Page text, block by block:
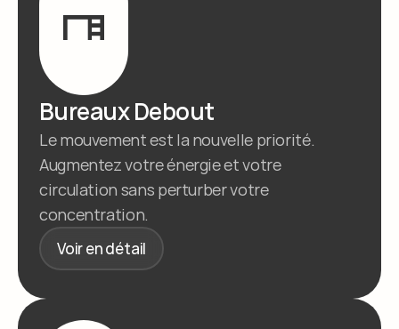
Bureaux Debout
Le mouvement est la nouvelle priorité.
Augmentez votre énergie et votre
circulation sans perturber votre
concentration.
Voir en détail